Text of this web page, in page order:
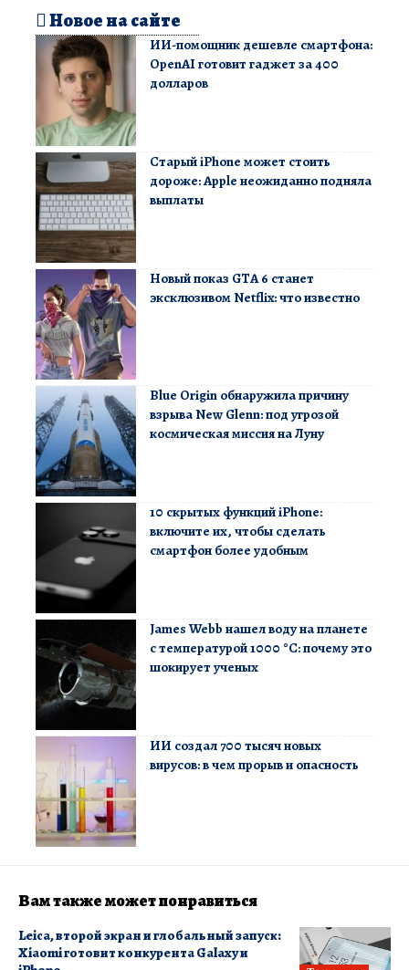
Новое на сайте
ИИ-помощник дешевле смартфона:
OpenAI готовит гаджет за 400
долларов
Старый iPhone может стоить
дороже: Apple неожиданно подняла
выплаты
Новый показ GTA 6 станет
эксклюзивом Netflix: что известно
Blue Origin обнаружила причину
взрыва New Glenn: под угрозой
космическая миссия на Луну
10 скрытых функций iPhone:
включите их, чтобы сделать
смартфон более удобным
James Webb нашел воду на планете
с температурой 1000 °C: почему это
шокирует ученых
ИИ создал 700 тысяч новых
вирусов: в чем прорыв и опасность
Вам также может понравиться
Leica, второй экран и глобальный запуск:
Xiaomi готовит конкурента Galaxy и